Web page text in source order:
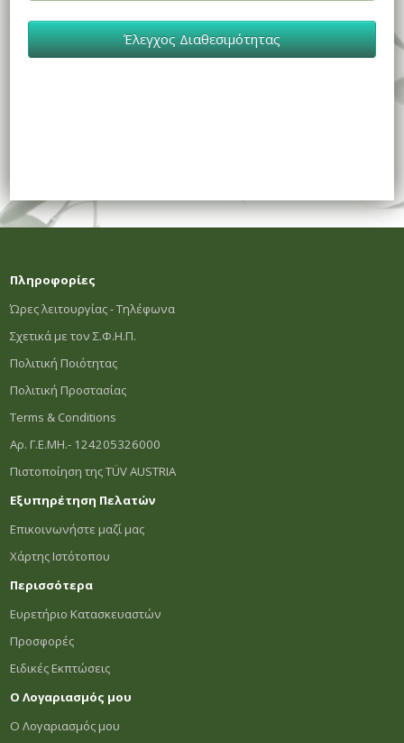
Έλεγχος Διαθεσιμότητας
Πληροφορίες
Ώρες λειτουργίας - Τηλέφωνα
Σχετικά με τον Σ.Φ.Η.Π.
Πολιτική Ποιότητας
Πολιτική Προστασίας
Terms & Conditions
Αρ. Γ.Ε.ΜΗ.- 124205326000
Πιστοποίηση της TÜV AUSTRIA
Εξυπηρέτηση Πελατών
Επικοινωνήστε μαζί μας
Χάρτης Ιστότοπου
Περισσότερα
Ευρετήριο Κατασκευαστών
Προσφορές
Ειδικές Εκπτώσεις
Ο Λογαριασμός μου
Ο Λογαριασμός μου